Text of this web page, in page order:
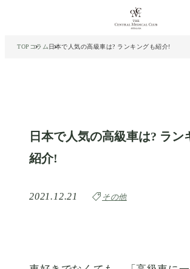
会員制人間ドック・健康診断ならセントラルメディカルクラブ世田谷
TOP コラム日本で人気の高級車は? ランキングも紹介!
日本で人気の高級車は? ラン
紹介!
2021.12.21 その他